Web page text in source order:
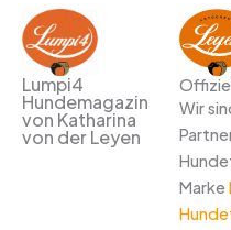
Lumpi4
Hundemagazin
von Katharina
von der Leyen
Wir
Marke